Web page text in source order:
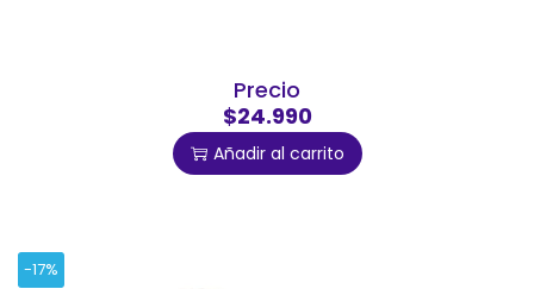
Precio
$24.990
Añadir al carrito
-17%